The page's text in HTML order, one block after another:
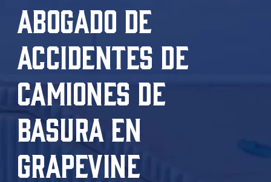
ABOGADO DE
ACCIDENTES DE
CAMIONES DE
BASURA EN
GRAPEVINE